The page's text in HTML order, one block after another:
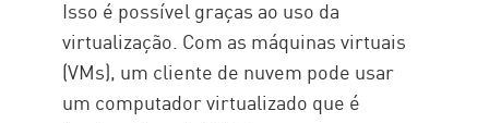
Isso é possível graças ao uso da
virtualização. Com as máquinas virtuais
(VMs), um cliente de nuvem pode usar
um computador virtualizado que é